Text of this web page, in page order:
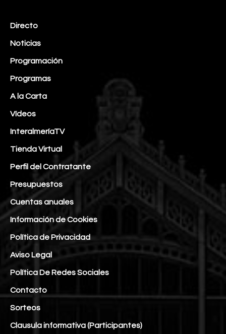
Directo
Noticias
Programación
Programas
A la Carta
Vídeos
InteralmeríaTV
Tienda Virtual
Perfil del Contratante
Presupuestos
Cuentas anuales
Información de Cookies
Política de Privacidad
Aviso Legal
Política De Redes Sociales
Contacto
Sorteos
Clausula informativa (Participantes)